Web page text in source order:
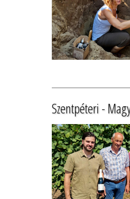
Szentpéteri -